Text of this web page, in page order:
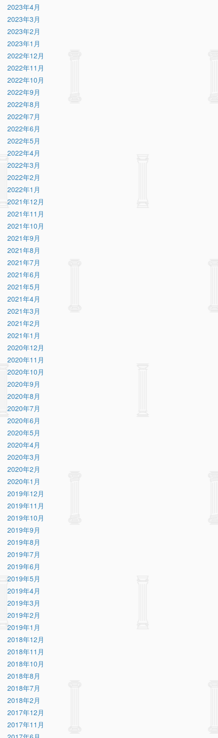
2023年4月
2023年3月
2023年2月
2023年1月
2022年12月
2022年11月
2022年10月
2022年9月
2022年8月
2022年7月
2022年6月
2022年5月
2022年4月
2022年3月
2022年2月
2022年1月
2021年12月
2021年11月
2021年10月
2021年9月
2021年8月
2021年7月
2021年6月
2021年5月
2021年4月
2021年3月
2021年2月
2021年1月
2020年12月
2020年11月
2020年10月
2020年9月
2020年8月
2020年7月
2020年6月
2020年5月
2020年4月
2020年3月
2020年2月
2020年1月
2019年12月
2019年11月
2019年10月
2019年9月
2019年8月
2019年7月
2019年6月
2019年5月
2019年4月
2019年3月
2019年2月
2019年1月
2018年12月
2018年11月
2018年10月
2018年8月
2018年7月
2018年2月
2017年12月
2017年11月